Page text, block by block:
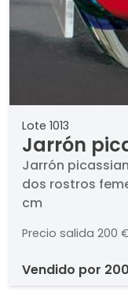
Lote 1013
Jarrón
Murano.
Jarrón
dos rostros
cm
Precio salida 200
vendido por